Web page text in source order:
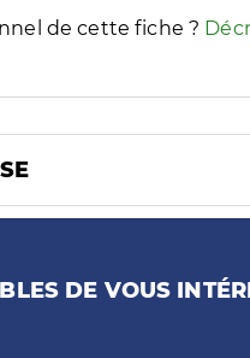
de cette fiche ?
DE VOUS